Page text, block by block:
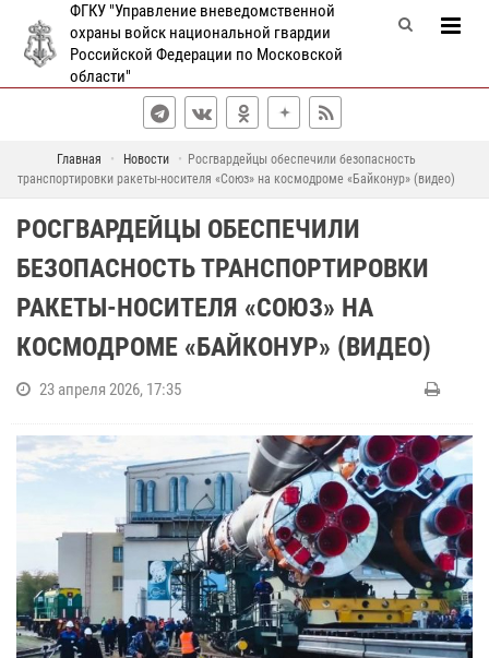
ФГКУ "Управление вневедомственной
охраны войск национальной гвардии
Российской Федерации по Московской
области"
Главная Новости
Росгвардейцы обеспечили безопасность
транспортировки ракеты-носителя «Союз» на космодроме «Байконур» (видео)
РОСГВАРДЕЙЦЫ ОБЕСПЕЧИЛИ
БЕЗОПАСНОСТЬ ТРАНСПОРТИРОВКИ
РАКЕТЫ-НОСИТЕЛЯ «СОЮЗ» НА
КОСМОДРОМЕ «БАЙКОНУР» (ВИДЕО)
23 апреля 2026, 17:35